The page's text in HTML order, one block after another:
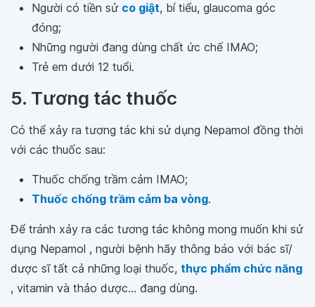
Người có tiền sử co giật, bí tiểu, glaucoma góc
đóng;
Những người đang dùng chất ức chế IMAO;
Trẻ em dưới 12 tuổi.
5. Tương tác thuốc
Có thể xảy ra tương tác khi sử dụng Nepamol đồng thời
với các thuốc sau:
Thuốc chống trầm cảm IMAO;
Thuốc chống trầm cảm ba vòng.
Để tránh xảy ra các tương tác không mong muốn khi sử
dụng Nepamol , người bệnh hãy thông báo với bác sĩ/
dược sĩ tất cả những loại thuốc, thực phẩm chức năng
, vitamin và thảo dược... đang dùng.